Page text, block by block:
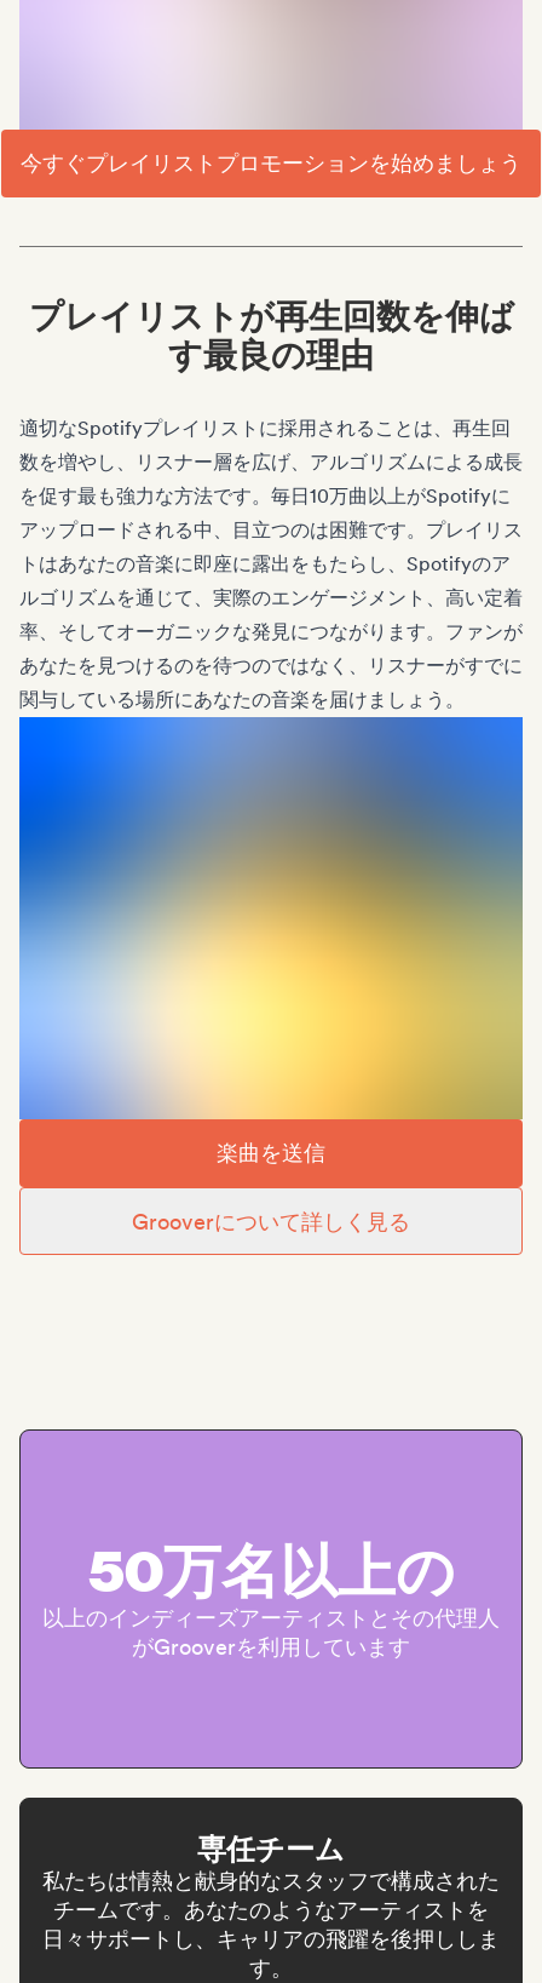
今すぐプレイリストプロモーションを始めましょう
プレイリストが再生回数を伸ば
す最良の理由
適切なSpotifyプレイリストに採用されることは、再生回
数を増やし、リスナー層を広げ、アルゴリズムによる成長
を促す最も強力な方法です。毎日10万曲以上がSpotifyに
アップロードされる中、目立つのは困難です。プレイリス
トはあなたの音楽に即座に露出をもたらし、Spotifyのア
ルゴリズムを通じて、実際のエンゲージメント、高い定着
率、そしてオーガニックな発見につながります。ファンが
あなたを見つけるのを待つのではなく、リスナーがすでに
関与している場所にあなたの音楽を届けましょう。
楽曲を送信
Grooverについて詳しく見る
50万名以上の
以上のインディーズアーティストとその代理人
がGrooverを利用しています
専任チーム
私たちは情熱と献身的なスタッフで構成された
チームです。あなたのようなアーティストを
日々サポートし、キャリアの飛躍を後押ししま
す。